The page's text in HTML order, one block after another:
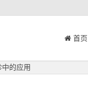
首页
的应用